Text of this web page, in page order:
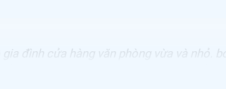
đình cửa hàng văn phòng vừa và